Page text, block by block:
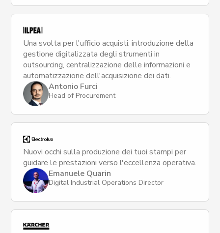
Una svolta per l'ufficio acquisti: introduzione della
gestione digitalizzata degli strumenti in
outsourcing, centralizzazione delle informazioni e
automatizzazione dell'acquisizione dei dati.
Antonio Furci
Head of Procurement
Nuovi occhi sulla produzione dei tuoi stampi per
guidare le prestazioni verso l'eccellenza operativa.
Emanuele Quarin
Digital Industrial Operations Director